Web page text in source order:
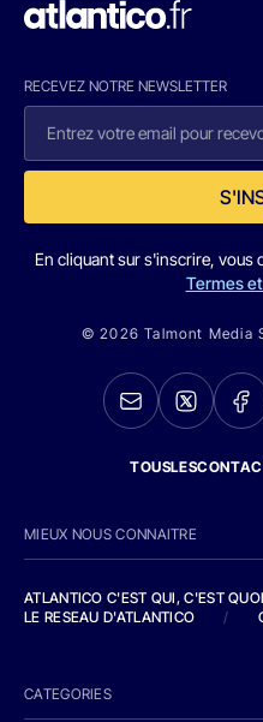
RECEVEZ NOTRE NEWSLETTER
En cliquant sur s'inscrire, vous
Termes
© 2026 Talmont Media
MIEUX NOUS CONNAITRE
ATLANTICO C'EST QUI, C'EST
LE RESEAU D'ATLANTICO
/
CATEGORIES